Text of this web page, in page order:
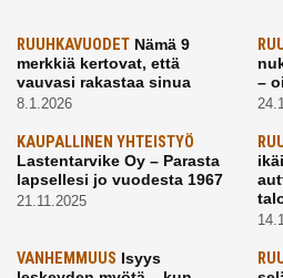
RUUHKAVUODET Nämä 9
merkkiä kertovat, että
vauvasi rakastaa sinua
8.1.2026
–
KAUPALLINEN YHTEISTYÖ
Lastentarvike Oy – Parasta
lapsellesi jo vuodesta 1967
21.11.2025
VANHEMMUUS Isyys